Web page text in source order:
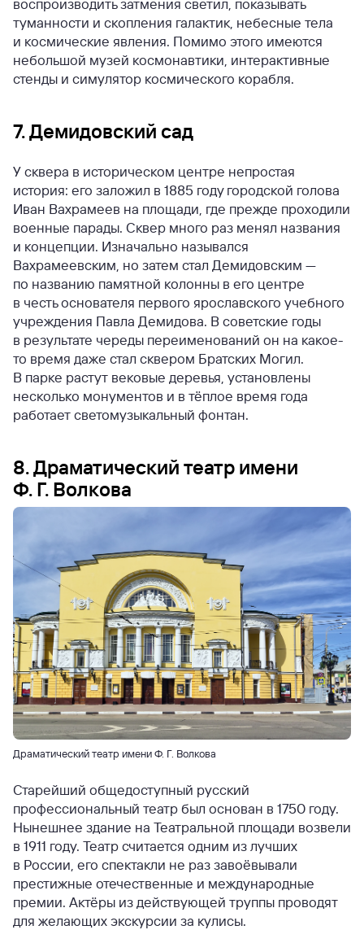
воспроизводить затмения светил, показывать
туманности и скопления галактик, небесные тела
и космические явления. Помимо этого имеются
небольшой музей космонавтики, интерактивные
стенды и симулятор космического корабля.
7. Демидовский сад
У сквера в историческом центре непростая
история: его заложил в 1885 году городской голова
Иван Вахрамеев на площади, где прежде проходили
военные парады. Сквер много раз менял названия
и концепции. Изначально назывался
Вахрамеевским, но затем стал Демидовским —
по названию памятной колонны в его центре
в честь основателя первого ярославского учебного
учреждения Павла Демидова. В советские годы
в результате череды переименований он на какое-
то время даже стал сквером Братских Могил.
В парке растут вековые деревья, установлены
несколько монументов и в тёплое время года
работает светомузыкальный фонтан.
8. Драматический театр имени
Ф. Г. Волкова
Драматический театр имени Ф. Г. Волкова
Старейший общедоступный русский
профессиональный театр был основан в 1750 году.
Нынешнее здание на Театральной площади возвели
в 1911 году. Театр считается одним из лучших
в России, его спектакли не раз завоёвывали
престижные отечественные и международные
премии. Актёры из действующей труппы проводят
для желающих экскурсии за кулисы.